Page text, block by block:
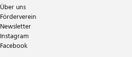
Über uns
Förderverein
Newsletter
Instagram
Facebook